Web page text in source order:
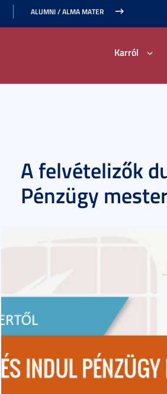
ALUMNI / ALMA MATER
Karról
A felvételizők
Pénzügy